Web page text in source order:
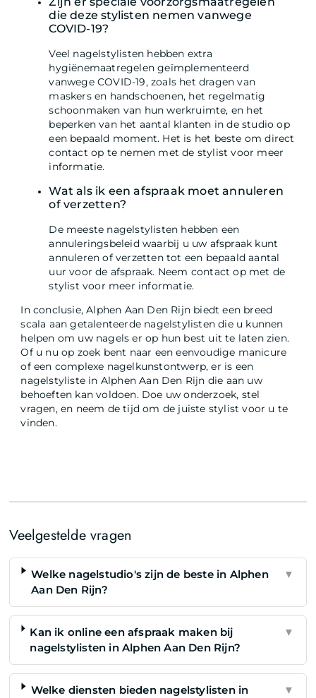
die deze stylisten nemen vanwege
COVID-19?
Veel nagelstylisten hebben extra
hygiënemaatregelen geïmplementeerd
vanwege COVID-19, zoals het dragen van
maskers en handschoenen, het regelmatig
schoonmaken van hun werkruimte, en het
beperken van het aantal klanten in de studio op
een bepaald moment. Het is het beste om direct
contact op te nemen met de stylist voor meer
informatie.
Wat als ik een afspraak moet annuleren
of verzetten?
De meeste nagelstylisten hebben een
annuleringsbeleid waarbij u uw afspraak kunt
annuleren of verzetten tot een bepaald aantal
uur voor de afspraak. Neem contact op met de
stylist voor meer informatie.
In conclusie, Alphen Aan Den Rijn biedt een breed
scala aan getalenteerde nagelstylisten die u kunnen
helpen om uw nagels er op hun best uit te laten zien.
Of u nu op zoek bent naar een eenvoudige manicure
of een complexe nagelkunstontwerp, er is een
nagelstyliste in Alphen Aan Den Rijn die aan uw
behoeften kan voldoen. Doe uw onderzoek, stel
vragen, en neem de tijd om de juiste stylist voor u te
vinden.
Veelgestelde vragen
Welke nagelstudio's zijn de beste in Alphen
Aan Den Rijn?
▼
Kan ik online een afspraak maken bij
nagelstylisten in Alphen Aan Den Rijn?
▼
Welke diensten bieden nagelstylisten in
▼